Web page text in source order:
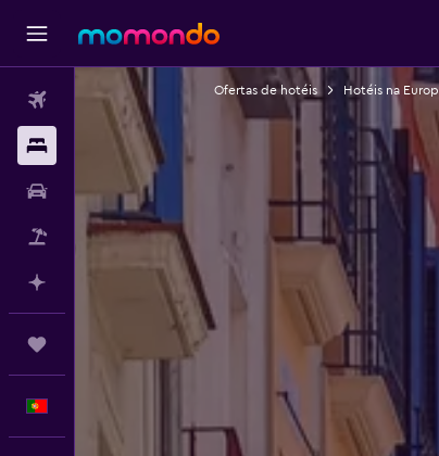
Voos
Alojamentos
Carros
Pacotes
Faz planos com IA
Ofertas de hotéis Hotéis na